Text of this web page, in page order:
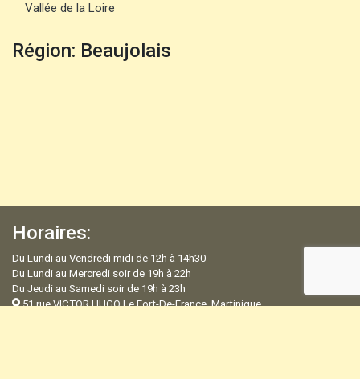
Vallée de la Loire
Région: Beaujolais
Horaires:
Du Lundi au Vendredi midi de 12h à 14h30
Du Lundi au Mercredi soir de 19h à 22h
Du Jeudi au Samedi soir de 19h à 23h
51 rue VICTOR HUGO Le Fort-De-France, Martinique